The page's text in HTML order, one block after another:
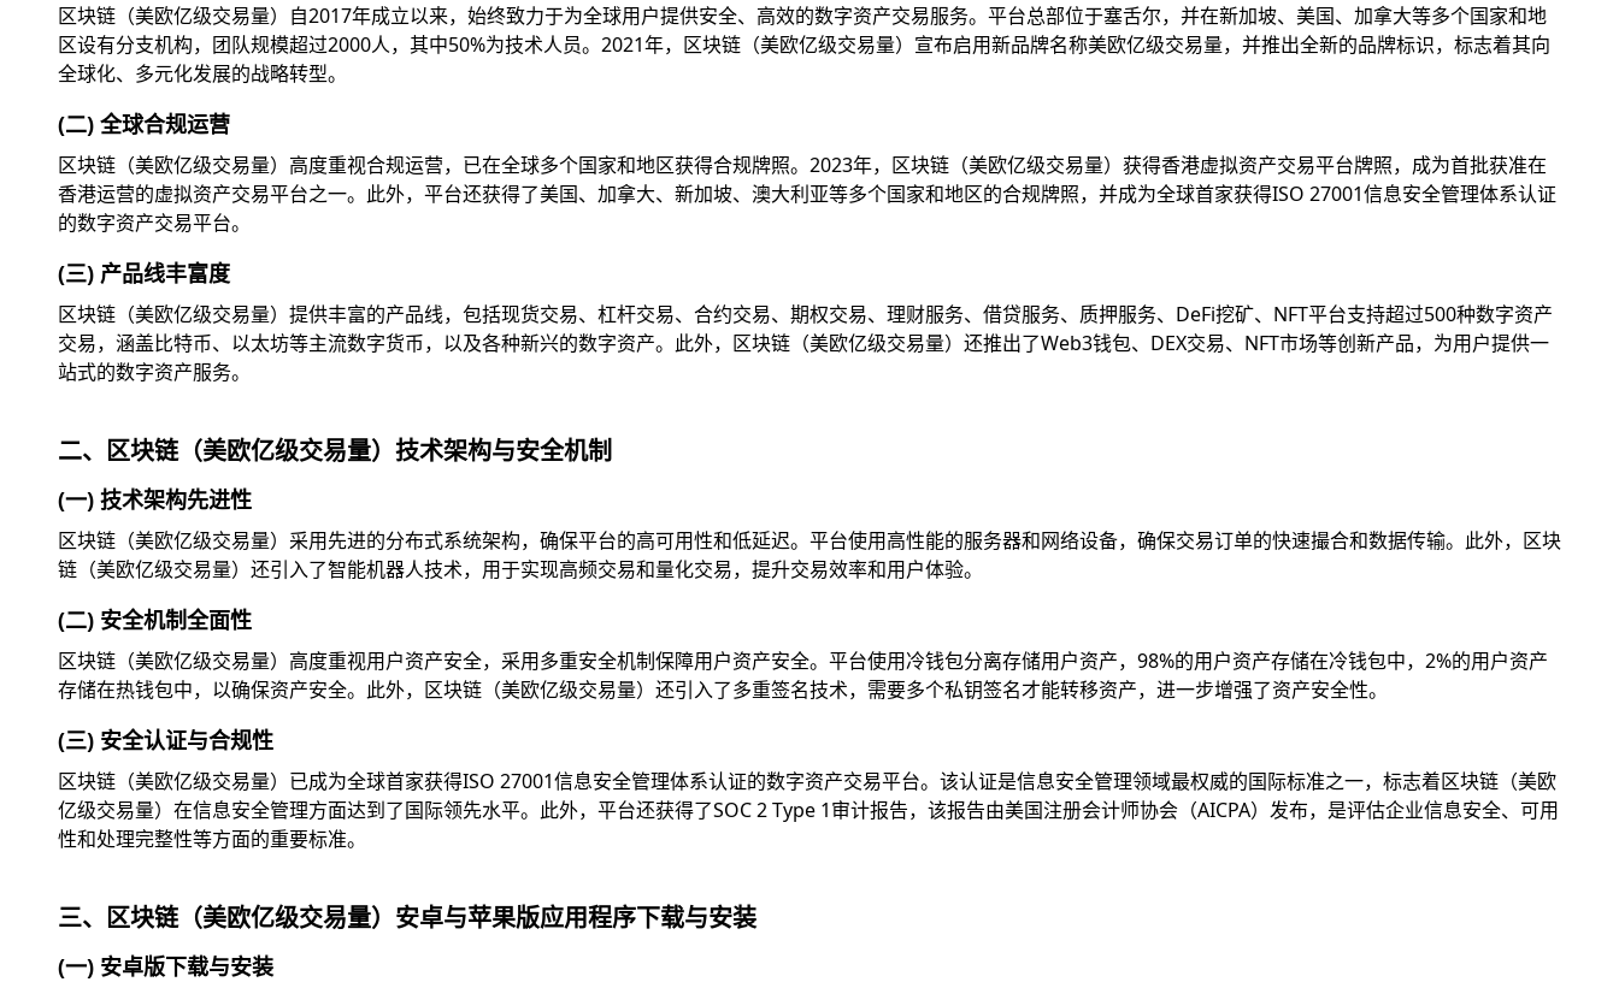
区块链（美欧亿级交易量）自2017年成立以来，始终致力于为全球用户提供安全、高效的数字资产交易服务。平台总部位于塞舌尔，并在新加坡、美国、加拿大等多个国家和地
区设有分支机构，团队规模超过2000人，其中50%为技术人员。2021年，区块链（美欧亿级交易量）宣布启用新品牌名称美欧亿级交易量，并推出全新的品牌标识，标志着其向
全球化、多元化发展的战略转型。
(二) 全球合规运营
区块链（美欧亿级交易量）高度重视合规运营，已在全球多个国家和地区获得合规牌照。2023年，区块链（美欧亿级交易量）获得香港虚拟资产交易平台牌照，成为首批获准在
香港运营的虚拟资产交易平台之一。此外，平台还获得了美国、加拿大、新加坡、澳大利亚等多个国家和地区的合规牌照，并成为全球首家获得ISO 27001信息安全管理体系认证
的数字资产交易平台。
(三) 产品线丰富度
区块链（美欧亿级交易量）提供丰富的产品线，包括现货交易、杠杆交易、合约交易、期权交易、理财服务、借贷服务、质押服务、DeFi挖矿、NFT平台支持超过500种数字资产
交易，涵盖比特币、以太坊等主流数字货币，以及各种新兴的数字资产。此外，区块链（美欧亿级交易量）还推出了Web3钱包、DEX交易、NFT市场等创新产品，为用户提供一
站式的数字资产服务。
二、区块链（美欧亿级交易量）技术架构与安全机制
(一) 技术架构先进性
区块链（美欧亿级交易量）采用先进的分布式系统架构，确保平台的高可用性和低延迟。平台使用高性能的服务器和网络设备，确保交易订单的快速撮合和数据传输。此外，区块
链（美欧亿级交易量）还引入了智能机器人技术，用于实现高频交易和量化交易，提升交易效率和用户体验。
(二) 安全机制全面性
区块链（美欧亿级交易量）高度重视用户资产安全，采用多重安全机制保障用户资产安全。平台使用冷钱包分离存储用户资产，98%的用户资产存储在冷钱包中，2%的用户资产
存储在热钱包中，以确保资产安全。此外，区块链（美欧亿级交易量）还引入了多重签名技术，需要多个私钥签名才能转移资产，进一步增强了资产安全性。
(三) 安全认证与合规性
区块链（美欧亿级交易量）已成为全球首家获得ISO 27001信息安全管理体系认证的数字资产交易平台。该认证是信息安全管理领域最权威的国际标准之一，标志着区块链（美欧
亿级交易量）在信息安全管理方面达到了国际领先水平。此外，平台还获得了SOC 2 Type 1审计报告，该报告由美国注册会计师协会（AICPA）发布，是评估企业信息安全、可用
性和处理完整性等方面的重要标准。
三、区块链（美欧亿级交易量）安卓与苹果版应用程序下载与安装
(一) 安卓版下载与安装